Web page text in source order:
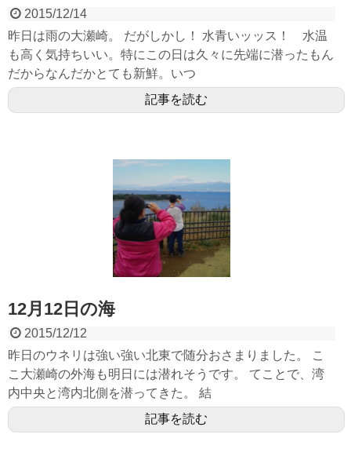
2015/12/14
昨日は雨の大瀬崎。 だがしかし！ 水青いッッス！ 水温
も高く気持ちいい。特にこの日は久々に先端に潜ったもん
だからなんだかとても新鮮。いつ
記事を読む
12月12日の海
2015/12/12
昨日のウネリは強い強い北東で随分おさまりました。 こ
こ大瀬崎の外海も明日には潜れそうです。 てことで、湾
内中央と湾内北側を潜ってきた。 結
記事を読む